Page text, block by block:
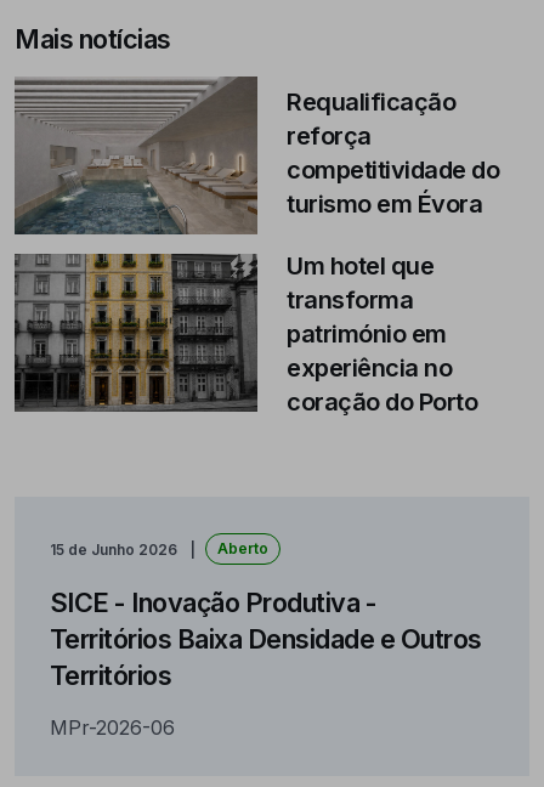
Mais notícias
Requalificação
reforça
competitividade do
turismo em Évora
Um hotel que
transforma
património em
experiência no
coração do Porto
15 de Junho 2026 Aberto
SICE - Inovação Produtiva -
Territórios Baixa Densidade e Outros
Territórios
MPr-2026-06